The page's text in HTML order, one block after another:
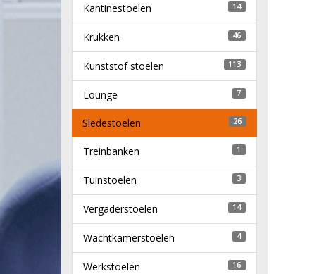
Kantinestoelen 14
Krukken 46
Kunststof stoelen 113
Lounge 7
Sledestoelen 26
Treinbanken 1
Tuinstoelen 3
Vergaderstoelen 14
Wachtkamerstoelen 4
Werkstoelen 16